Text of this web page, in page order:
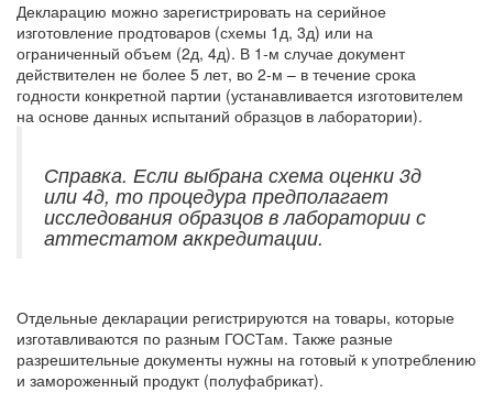
Декларацию можно зарегистрировать на серийное
изготовление продтоваров (схемы 1д, 3д) или на
ограниченный объем (2д, 4д). В 1-м случае документ
действителен не более 5 лет, во 2-м – в течение срока
годности конкретной партии (устанавливается изготовителем
на основе данных испытаний образцов в лаборатории).
Справка. Если выбрана схема оценки 3д
или 4д, то процедура предполагает
исследования образцов в лаборатории с
аттестатом аккредитации.
Отдельные декларации регистрируются на товары, которые
изготавливаются по разным ГОСТам. Также разные
разрешительные документы нужны на готовый к употреблению
и замороженный продукт (полуфабрикат).